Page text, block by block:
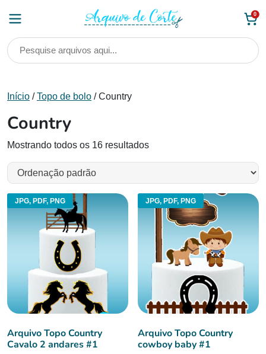
0
Início /Topo de bolo / Country
Country
Mostrando todos os 16 resultados
JPG, PDF, PNG
Arquivo Topo Country
Cavalo 2 andares #1
JPG, PDF, PNG
Arquivo Topo Country
cowboy baby #1